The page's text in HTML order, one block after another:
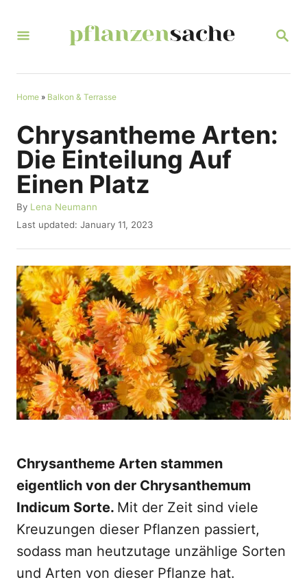
S
R
Home » Balkon & Terrasse
Chrysantheme Arten:
Die Einteilung Auf
Einen Platz
By A
u
h
o
r
Lena Neumann
P
s
t
e
d
o
n
Last updated: January 11, 2023
Chrysantheme Arten stammen
eigentlich von der Chrysanthemum
Indicum Sorte. Mit der Zeit sind viele
Kreuzungen dieser Pflanzen passiert,
sodass man heutzutage unzählige Sorten
und Arten von dieser Pflanze hat.